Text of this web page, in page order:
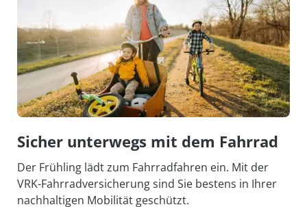
Sicher unterwegs mit dem Fahrrad
Der Frühling lädt zum Fahrradfahren ein. Mit der
VRK-Fahrradversicherung sind Sie bestens in Ihrer
nachhaltigen Mobilität geschützt.